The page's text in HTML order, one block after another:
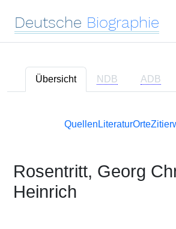
Deutsche Biographie
Übersicht NDB ADB
Quellen LiteraturOrte
Rosentritt, Georg
Heinrich